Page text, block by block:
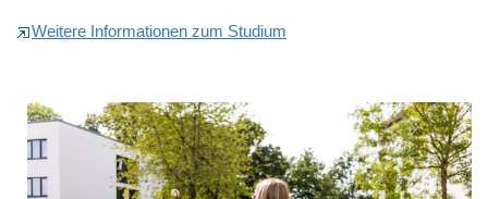
Weitere Informationen zum Studium